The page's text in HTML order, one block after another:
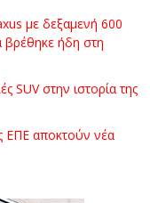
με δεξαμενή 600
ήδη στη
SUV στην ιστορία της
ΕΠΕ αποκτούν νέα